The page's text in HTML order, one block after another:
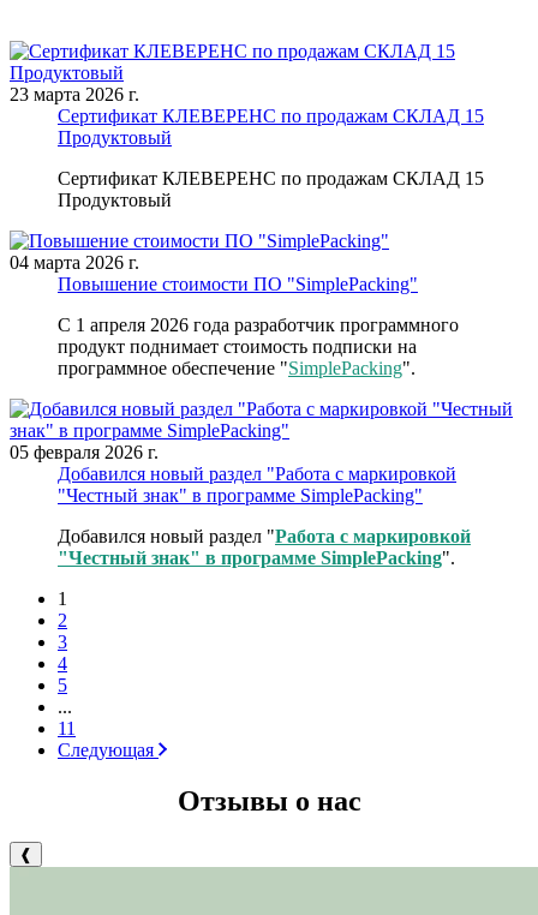
23 марта 2026 г.
Сертификат КЛЕВЕРЕНС по продажам СКЛАД 15
Продуктовый
Сертификат КЛЕВЕРЕНС по продажам СКЛАД 15
Продуктовый
04 марта 2026 г.
Повышение стоимости ПО "SimplePacking"
С 1 апреля 2026 года разработчик программного
продукт поднимает стоимость подписки на
программное обеспечение "SimplePacking".
05 февраля 2026 г.
Добавился новый раздел "Работа с маркировкой
"Честный знак" в программе SimplePacking"
Добавился новый раздел "Работа с маркировкой
"Честный знак" в программе SimplePacking".
1
2
3
4
5
...
11
Следующая
Отзывы о нас
❰